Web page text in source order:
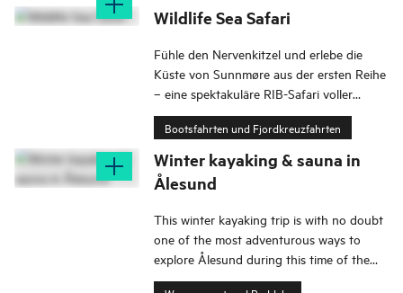
Wildlife Sea Safari
Fühle den Nervenkitzel und erlebe die
Küste von Sunnmøre aus der ersten Reihe
– eine spektakuläre RIB-Safari voller
Natur, Tierwelt und unvergesslicher
Momente.
Bootsfahrten und Fjordkreuzfahrten
Winter kayaking & sauna in
Ålesund
This winter kayaking trip is with no doubt
one of the most adventurous ways to
explore Ålesund during this time of the
year, including a stop in Brosundet in Svai